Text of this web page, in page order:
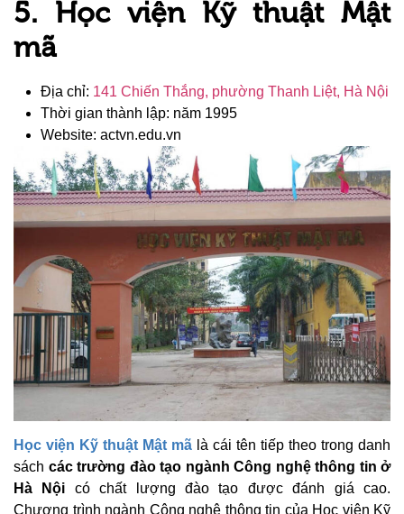
5. Học viện Kỹ thuật Mật
mã
Địa chỉ: 141 Chiến Thắng, phường Thanh Liệt, Hà Nội
Thời gian thành lập: năm 1995
Website: actvn.edu.vn
Học viện Kỹ thuật Mật mã là cái tên tiếp theo trong danh
sách các trường đào tạo ngành Công nghệ thông tin ở
Hà Nội có chất lượng đào tạo được đánh giá cao.
Chương trình ngành Công nghệ thông tin của Học viện Kỹ